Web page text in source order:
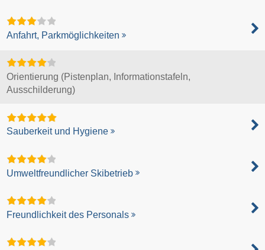
Anfahrt, Parkmöglichkeiten
Orientierung (Pistenplan, Informationstafeln,
Ausschilderung)
Sauberkeit und Hygiene
Umweltfreundlicher Skibetrieb
Freundlichkeit des Personals